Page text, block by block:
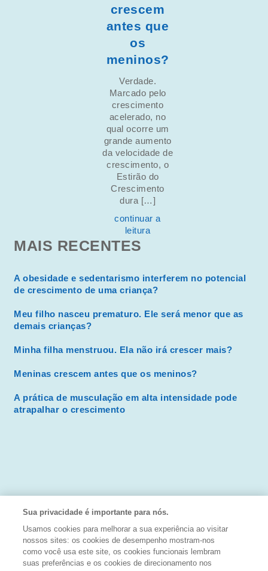
crescem
antes que
os
meninos?
Verdade.
Marcado pelo
crescimento
acelerado, no
qual ocorre um
grande aumento
da velocidade de
crescimento, o
Estirão do
Crescimento
dura […]
continuar a
leitura
MAIS RECENTES
A obesidade e sedentarismo interferem no potencial
de crescimento de uma criança?
Meu filho nasceu prematuro. Ele será menor que as
demais crianças?
Minha filha menstruou. Ela não irá crescer mais?
Meninas crescem antes que os meninos?
A prática de musculação em alta intensidade pode
atrapalhar o crescimento
Sua privacidade é importante para nós.
Usamos cookies para melhorar a sua experiência ao visitar
nossos sites: os cookies de desempenho mostram-nos
como você usa este site, os cookies funcionais lembram
suas preferências e os cookies de direcionamento nos